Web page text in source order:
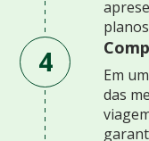
4
Em
das